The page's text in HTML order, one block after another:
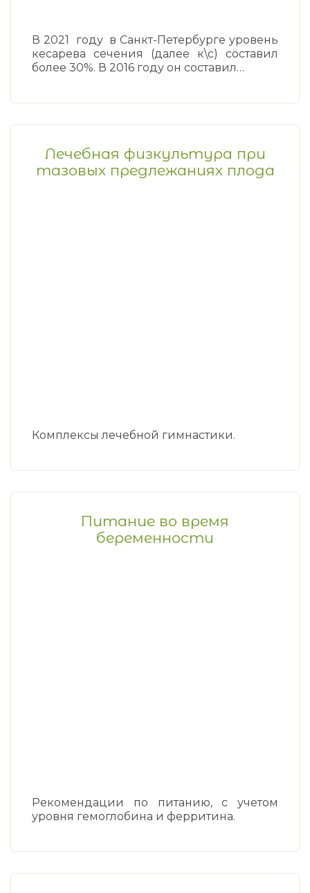
В 2021 году в Санкт-Петербурге уровень
кесарева сечения (далее к\с) составил
более 30%. В 2016 году он составил…
Лечебная физкультура при
тазовых предлежаниях плода
Комплексы лечебной гимнастики.
Питание во время
беременности
Рекомендации по питанию, с учетом
уровня гемоглобина и ферритина.